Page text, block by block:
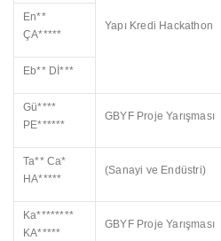
Yapı Kredi Hackathon
En**
ÇA*****
Eb** Dİ***
Gü****
PE******
GBYF Proje Yarışması
Ta** Ca*
HA*****
(Sanayi ve Endüstri)
Ka********
KA*****
GBYF Proje Yarışması